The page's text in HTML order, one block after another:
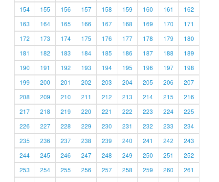
154
155 156 157 158 159 160 161
162
163
164 165 166 167 168 169 170
171
172
173 174 175 176 177 178 179
180
181
182 183 184 185 186 187 188
189
190
191 192 193 194 195 196 197
198
199
200 201 202 203 204 205 206
207
208
209 210 211 212 213 214 215
216
217
218 219 220 221 222 223 224
225
226
227 228 229 230 231 232 233
234
235
236 237 238 239 240 241 242
243
244
245 246 247 248 249 250 251
252
253
254 255 256 257 258 259 260
261